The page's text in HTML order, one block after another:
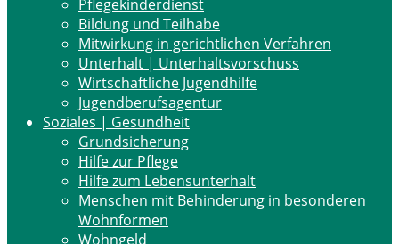
Pflegekinderdienst
Bildung und Teilhabe
Mitwirkung in gerichtlichen Verfahren
Unterhalt | Unterhaltsvorschuss
Wirtschaftliche Jugendhilfe
Jugendberufsagentur
Soziales | Gesundheit
Grundsicherung
Hilfe zur Pflege
Hilfe zum Lebensunterhalt
Menschen mit Behinderung in besonderen
Wohnformen
Wohngeld